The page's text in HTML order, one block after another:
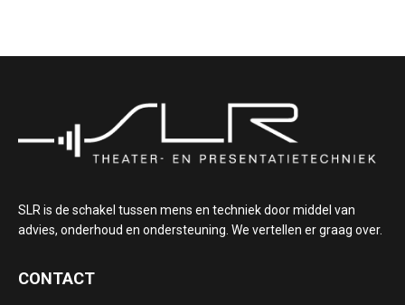
SLR is de schakel tussen mens en techniek door middel van
advies, onderhoud en ondersteuning. We vertellen er graag over.
CONTACT